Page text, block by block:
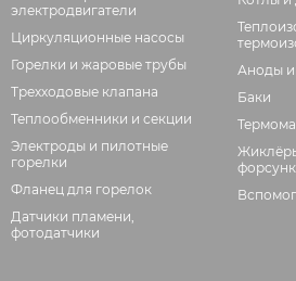
электродвигатели
Циркуляционные насосы
Горелки и жаровые трубы
Трехходовые клапана
Теплообменники и секции
Электроды и пилотные
горелки
Фланец для горелок
Датчики пламени,
фотодатчики
Аноды и
Баки